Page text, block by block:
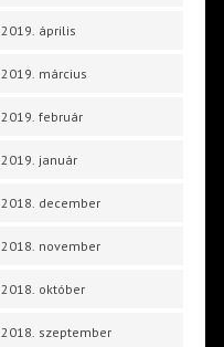
2019. április
2019. március
2019. február
2019. január
2018. december
2018. november
2018. október
2018. szeptember